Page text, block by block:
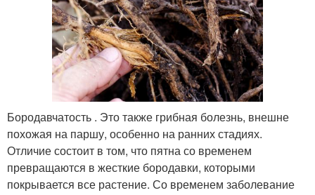
Бородавчатость . Это также грибная болезнь, внешне
похожая на паршу, особенно на ранних стадиях.
Отличие состоит в том, что пятна со временем
превращаются в жесткие бородавки, которыми
покрывается все растение. Со временем заболевание